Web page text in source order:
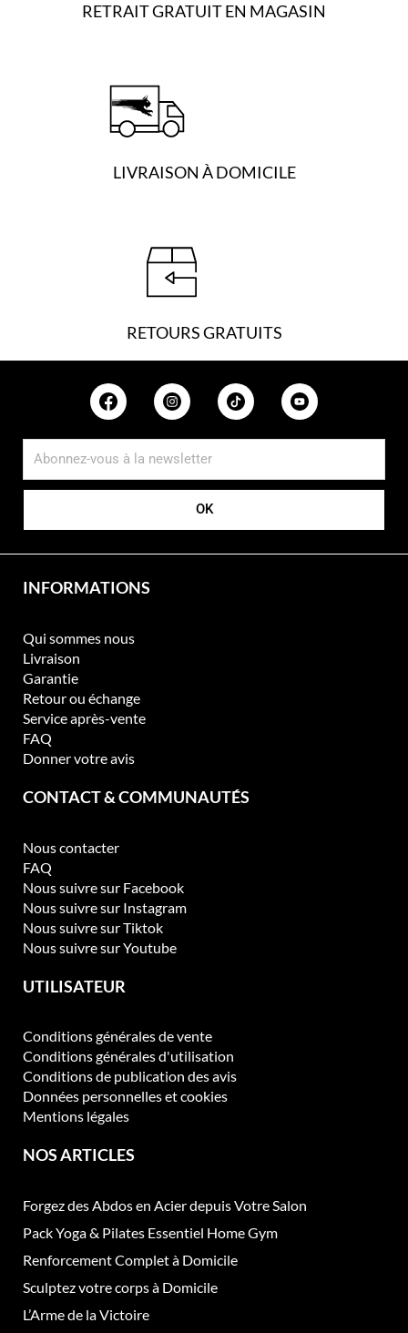
RETRAIT GRATUIT EN MAGASIN
LIVRAISON À DOMICILE
RETOURS GRATUITS
OK
INFORMATIONS
Qui sommes nous
Livraison
Garantie
Retour ou échange
Service après-vente
FAQ
Donner votre avis
CONTACT & COMMUNAUTÉS
Nous contacter
FAQ
Nous suivre sur Facebook
Nous suivre sur Instagram
Nous suivre sur Tiktok
Nous suivre sur Youtube
UTILISATEUR
Conditions générales de vente
Conditions générales d'utilisation
Conditions de publication des avis
Données personnelles et cookies
Mentions légales
NOS ARTICLES
Forgez des Abdos en Acier depuis Votre Salon
Pack Yoga & Pilates Essentiel Home Gym
Renforcement Complet à Domicile
Sculptez votre corps à Domicile
L’Arme de la Victoire